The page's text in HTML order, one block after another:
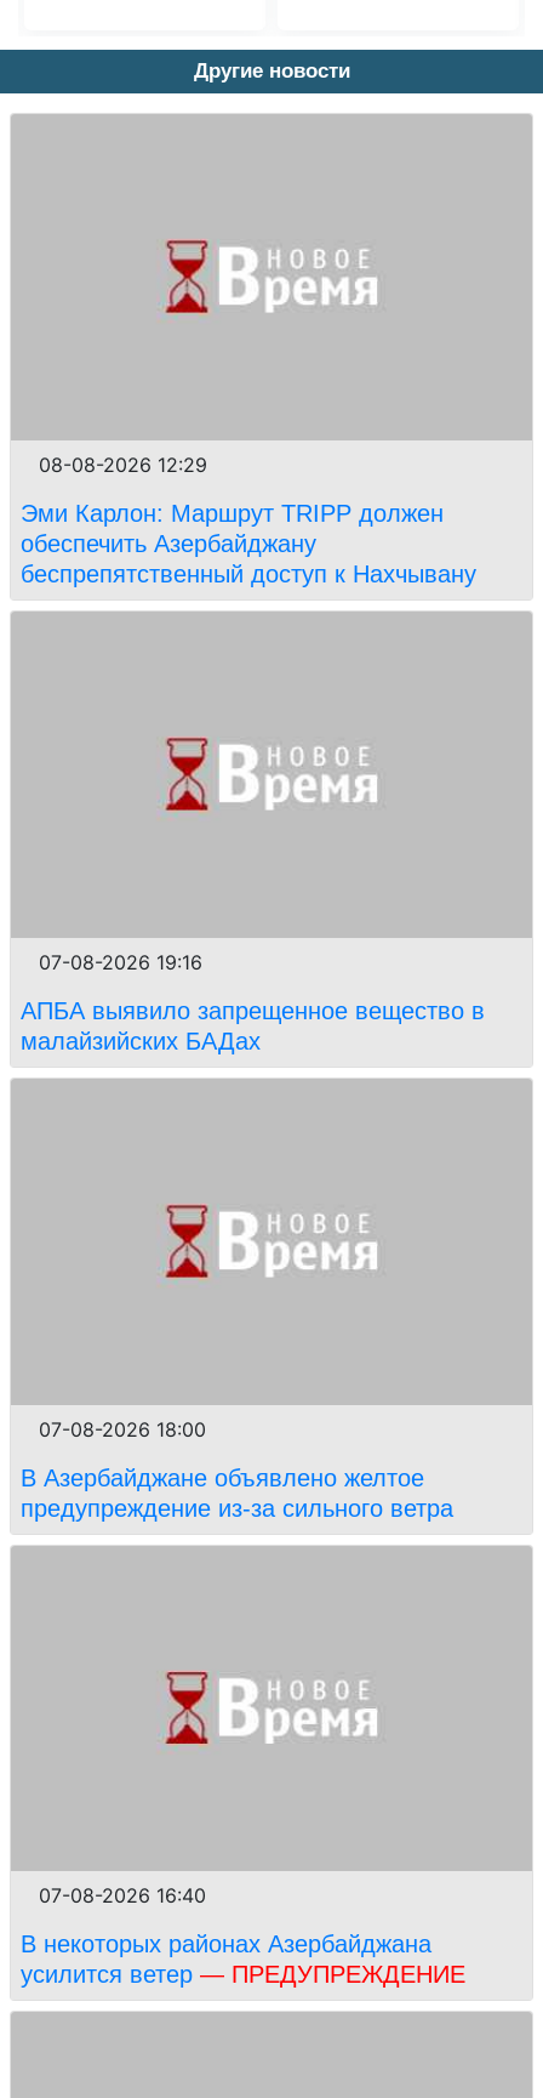
Другие новости
08-08-2026 12:29
Эми Карлон: Маршрут TRIPP должен
обеспечить Азербайджану
беспрепятственный доступ к Нахчывану
07-08-2026 19:16
АПБА выявило запрещенное вещество в
малайзийских БАДах
07-08-2026 18:00
В Азербайджане объявлено желтое
предупреждение из-за сильного ветра
07-08-2026 16:40
В некоторых районах Азербайджана
усилится ветер — ПРЕДУПРЕЖДЕНИЕ